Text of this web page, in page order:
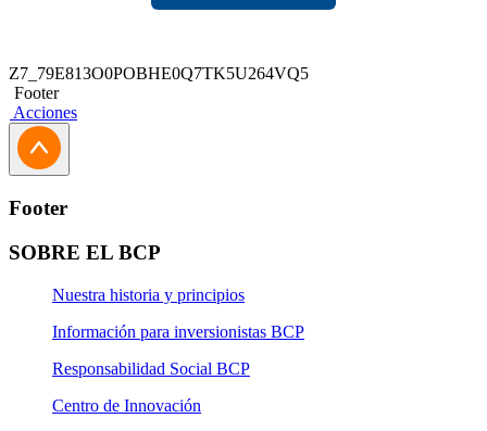
Z7_79E813O0POBHE0Q7TK5U264VQ5
Footer
Acciones
Footer
SOBRE EL BCP
Nuestra historia y principios
Información para inversionistas BCP
Responsabilidad Social BCP
Centro de Innovación